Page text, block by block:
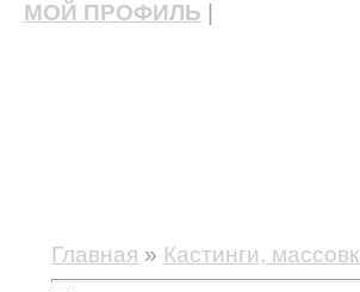
МОЙ ПРОФИЛЬ
Главная » Кастинги,